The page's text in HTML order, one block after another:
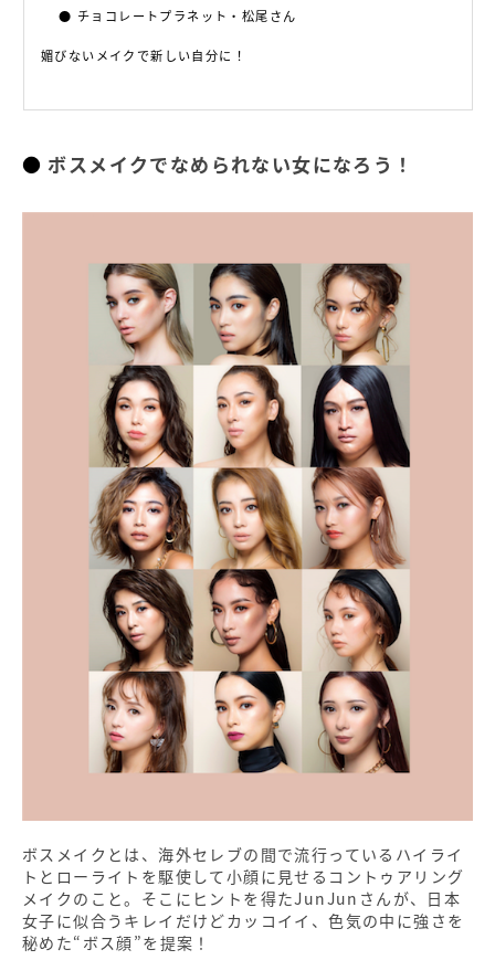
チョコレートプラネット・松尾さん
媚びないメイクで新しい自分に！
ボスメイクでなめられない女になろう！
ボスメイクとは、海外セレブの間で流行っているハイライ
トとローライトを駆使して小顔に見せるコントゥアリング
メイクのこと。そこにヒントを得たJunJunさんが、日本
女子に似合うキレイだけどカッコイイ、色気の中に強さを
秘めた“ボス顔”を提案！